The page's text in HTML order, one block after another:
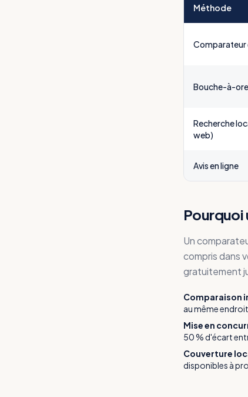
Méthode
Comparateur
Bouche-à-
Recherche
web)
Avis en ligne
Pourquoi
Un
compris dans
gratuitement
Comparaison
au même endroit.
Mise en
50 % d'écart
Couverture
disponibles à